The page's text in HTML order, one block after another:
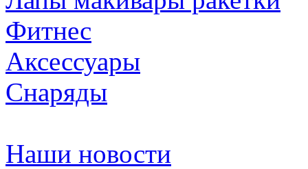
Фитнес
Аксессуары
Снаряды
Наши новости